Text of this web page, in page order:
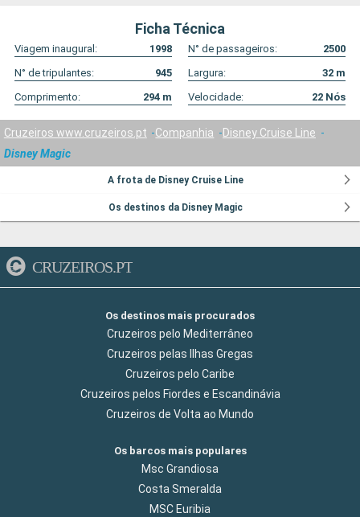
Ficha Técnica
Viagem inaugural: 1998 N° de passageiros:
2500
N° de tripulantes:
945 Largura: 32 m
Comprimento:
294 m Velocidade: 22 Nós
Cruzeiros www.cruzeiros.pt Companhia
Disney Cruise Line
Disney Magic
A frota de Disney Cruise Line
Os destinos da Disney Magic
CRUZEIROS.PT
Os destinos mais procurados
Cruzeiros pelo Mediterrâneo
Cruzeiros pelas Ilhas Gregas
Cruzeiros pelo Caribe
Cruzeiros pelos Fiordes e Escandinávia
Cruzeiros de Volta ao Mundo
Os barcos mais populares
Msc Grandiosa
Costa Smeralda
MSC Euribia